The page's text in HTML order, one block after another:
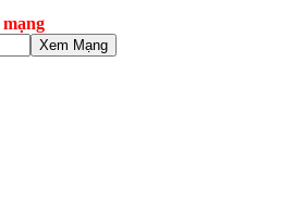
Xem Mạng